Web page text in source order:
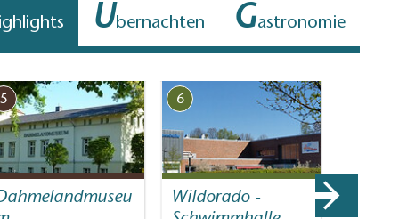
ighlights Übernachten Gastronomie
5 6
Wildorado -